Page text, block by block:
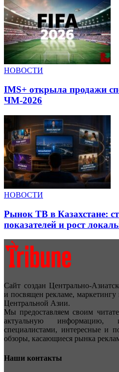
НОВОСТИ
IMS+ открыла продажи
ЧМ-2026
НОВОСТИ
Рынок ТВ в Казахстане:
показателей и рост
Сайт создан Центрально-
и посвящен рекламе, маркетингу
Центральной Азии.
Мы предоставляем своим
актуальную
специалистами, интересные и
обзоры, касающиеся рынка
Наши контакты